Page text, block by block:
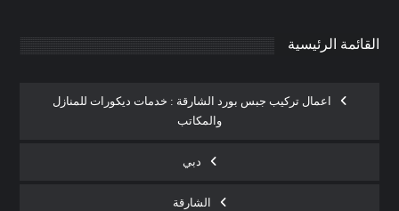
القائمة الرئيسية
اعمال تركيب جبس بورد الشارقة : خدمات ديكورات للمنازل
والمكاتب
دبي
الشارقة